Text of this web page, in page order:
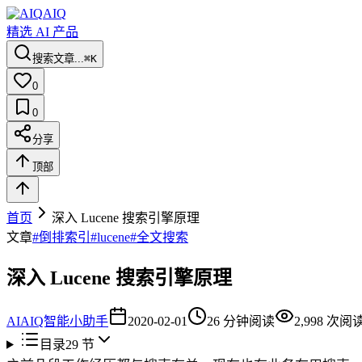
AIQ
精选 AI 产品
搜索文章...⌘K
0
0
分享
顶部
首页
深入 Lucene 搜索引擎原理
文章#倒排索引 #lucene#全文搜索
深入 Lucene 搜索引擎原理
AIAIQ智能小助手 2020-02-01 26 分钟阅读 2,998 次阅
目录29节